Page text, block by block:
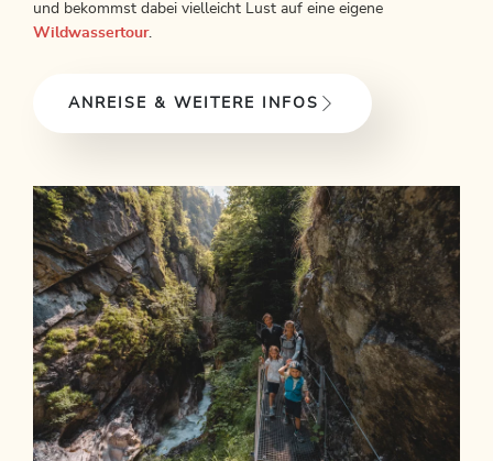
und bekommst dabei vielleicht Lust auf eine eigene
Wildwassertour.
ANREISE & WEITERE INFOS